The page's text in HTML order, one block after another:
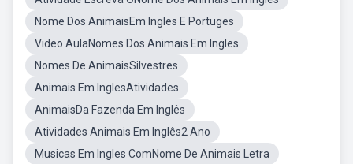
Nome Dos AnimaisEm Ingles E Portuges
Video AulaNomes Dos Animais Em Ingles
Nomes De AnimaisSilvestres
Animais Em InglesAtividades
AnimaisDa Fazenda Em Inglês
Atividades Animais Em Inglês2 Ano
Musicas Em Ingles ComNome De Animais Letra